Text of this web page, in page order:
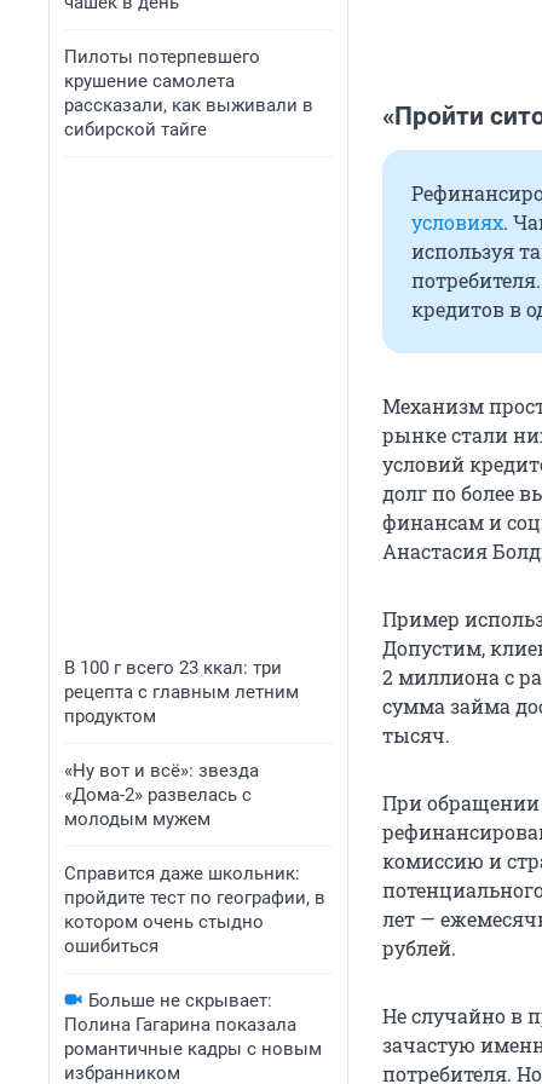
Пилоты потерпевшего
крушение самолета
рассказали, как выживали в
сибирской тайге
В 100 г всего 23 ккал: три
рецепта с главным летним
продуктом
«Ну вот и всё»: звезда
«Дома-2» развелась с
молодым мужем
Справится даже школьник:
пройдите тест по географии, в
котором очень стыдно
ошибиться
Больше не скрывает:
Полина Гагарина показала
романтичные кадры с новым
избранником
«Пройти
условиях.
используя
кредитов в
Механизм
рынке стали
условий
долг по более
финансам и
Анастасия
Пример
Допустим,
2 миллиона с
сумма займа
тысяч.
При обращении
комиссию и
лет —
рублей.
Не случайно в
зачастую
потребителя.